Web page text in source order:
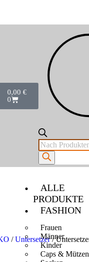
0,00 €
0
ALLE
PRODUKTE
FASHION
Frauen
Männer
Kinder
Caps & Mützen
/Untersetzer/